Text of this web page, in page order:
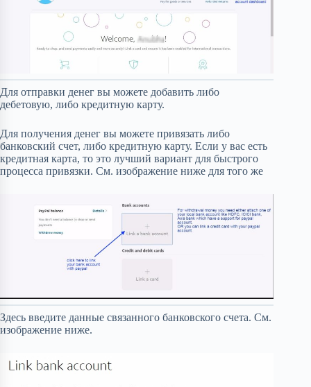
Для отправки денег вы можете добавить либо
дебетовую, либо кредитную карту.
Для получения денег вы можете привязать либо
банковский счет, либо кредитную карту. Если у вас есть
кредитная карта, то это лучший вариант для быстрого
процесса привязки. См. изображение ниже для того же
Здесь введите данные связанного банковского счета. См.
изображение ниже.